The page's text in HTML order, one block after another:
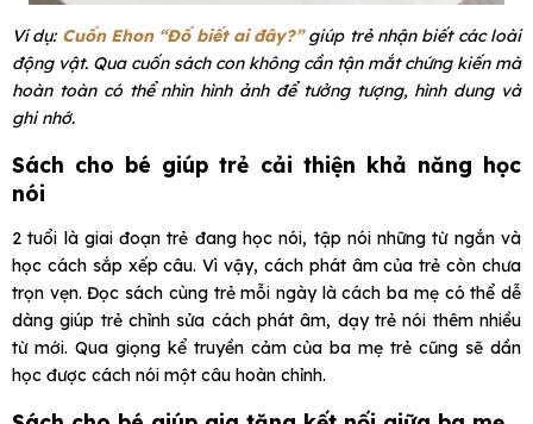
Ví dụ: Cuốn Ehon “Đố biết ai đây?”giúp trẻ nhận biết các loài
động vật. Qua cuốn sách con không cần tận mắt chứng kiến mà
hoàn toàn có thể nhìn hình ảnh để tưởng tượng, hình dung và
ghi nhớ.
Sách cho bé giúp trẻ cải thiện khả năng học
nói
2 tuổi là giai đoạn trẻ đang học nói, tập nói những từ ngắn và
học cách sắp xếp câu. Vì vậy, cách phát âm của trẻ còn chưa
trọn vẹn. Đọc sách cùng trẻ mỗi ngày là cách ba mẹ có thể dễ
dàng giúp trẻ chỉnh sửa cách phát âm, dạy trẻ nói thêm nhiều
từ mới. Qua giọng kể truyền cảm của ba mẹ trẻ cũng sẽ dần
học được cách nói một câu hoàn chỉnh.